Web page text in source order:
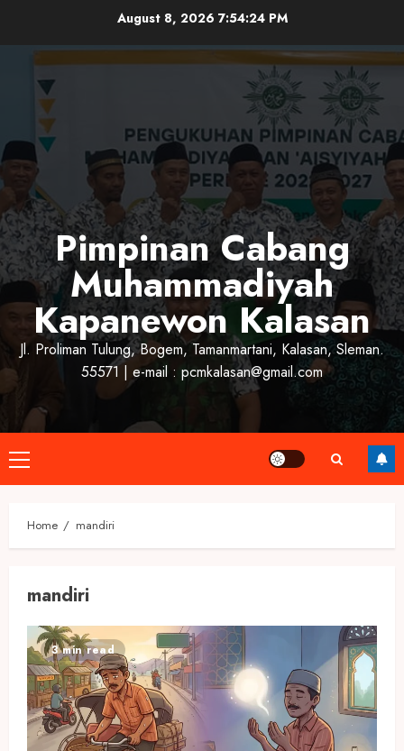
content
August 8, 2026 7:54:25 PM
Pimpinan Cabang
Muhammadiyah
Kapanewon Kalasan
Jl. Proliman Tulung, Bogem, Tamanmartani, Kalasan, Sleman.
55571 | e-mail : pcmkalasan@gmail.com
Primary
Menu
Home mandiri
mandiri
3 min read